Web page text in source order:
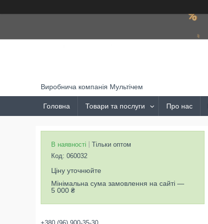
Виробнича компанія Мультічем
Головна Товари та послуги Про нас
В наявності
Тільки оптом
Код: 060032
Ціну уточнюйте
Мінімальна сума замовлення на сайті —
5 000 ₴